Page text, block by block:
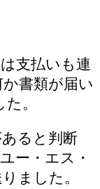
支払いも連
書類が届い
。
ると判断
ー・エス・
ました。